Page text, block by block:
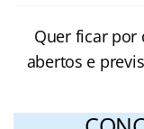
Quer ficar por
abertos e